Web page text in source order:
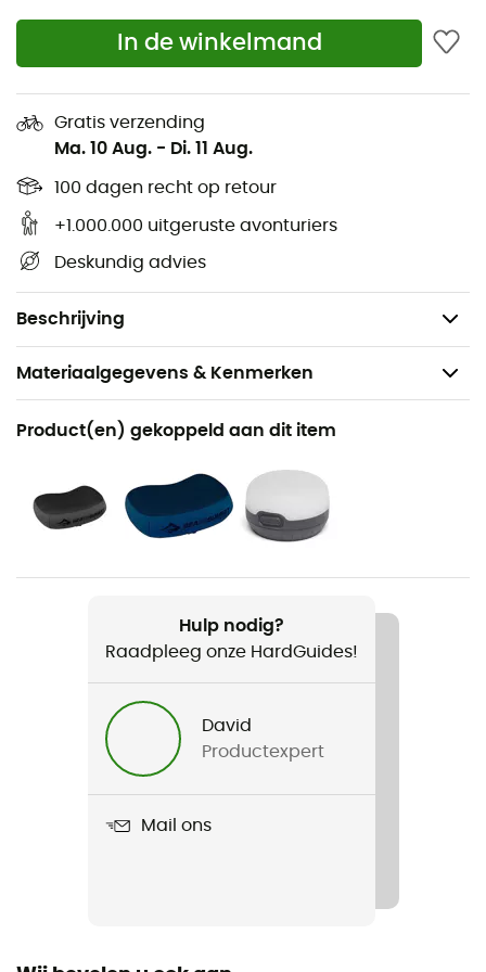
In de winkelmand
Gratis verzending
Ma. 10 Aug. - Di. 11 Aug.
100 dagen recht op retour
+1.000.000 uitgeruste avonturiers
Deskundig advies
Beschrijving
Dikte: 5 cm
Verpakte afmetingen: ø12 x 24 cm
Gewicht: 480 g
Ultralight Insulated - Large
Lengte: 184 cm
Breedte: 64 cm
Gewicht: 580 g
Materiaalgegevens & Kenmerken
Aanbevolen voor
Wandelen / Trekking / Kamperen
Voor
Dames
Gewicht
Ultralight Insulated
Product(en) gekoppeld aan dit item
Hulp nodig?
Raadpleeg onze HardGuides!
David
Productexpert
Mail ons